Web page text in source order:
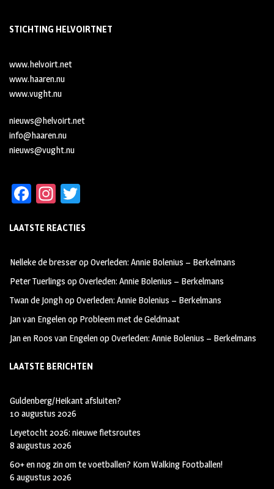
STICHTING HELVOIRTNET
www.helvoirt.net
www.haaren.nu
www.vught.nu
nieuws@helvoirt.net
info@haaren.nu
nieuws@vught.nu
Fa
b
oo
k
In
ag
m
tt
LAATSTE REACTIES
Nelleke de bresseropOverleden: Annie Bolenius – Berkelmans
Peter Tuerlings opOverleden: Annie Bolenius – Berkelmans
Twan de JonghopOverleden: Annie Bolenius – Berkelmans
Jan van Engelenop Probleem met de Geldmaat
Jan en Roos van EngelenopOverleden: Annie Bolenius – Berkelmans
LAATSTE BERICHTEN
Guldenberg/Heikant afsluiten?
10 augustus 2026
Leyetocht 2026: nieuwe fietsroutes
8 augustus 2026
60+ en nog zin om te voetballen? Kom Walking Footballen!
6 augustus 2026